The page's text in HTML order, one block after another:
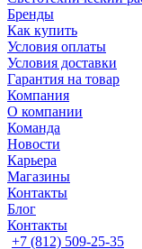
Бренды
Как купить
Условия оплаты
Условия доставки
Гарантия на товар
Компания
О компании
Команда
Новости
Карьера
Магазины
Контакты
Блог
Контакты
+7 (812) 509-25-35